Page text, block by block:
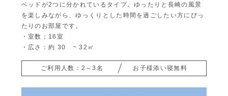
ベッドが2つに分かれているタイプ。ゆったりと長崎の風景
を楽しみながら、ゆっくりとした時間を過ごしたい方にぴっ
たりのお部屋です。
・室数；16室
・広さ：約 30 ~ 32㎡
ご利用人数：2～3名 お子様添い寝無料